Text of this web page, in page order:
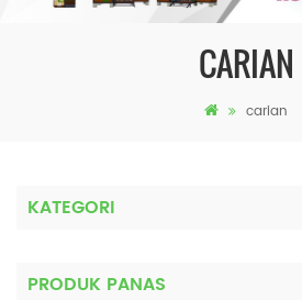
CARIAN
carian
KATEGORI
PRODUK PANAS